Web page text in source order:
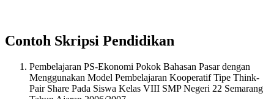
Contoh Skripsi Pendidikan
Pembelajaran PS-Ekonomi Pokok Bahasan Pasar dengan
Menggunakan Model Pembelajaran Kooperatif Tipe Think-
Pair Share Pada Siswa Kelas VIII SMP Negeri 22 Semarang